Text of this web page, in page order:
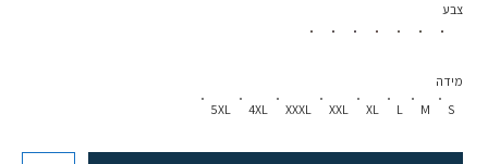
צבע
S
M
L
XL
XXL
XXXL
4XL
5XL
מידה